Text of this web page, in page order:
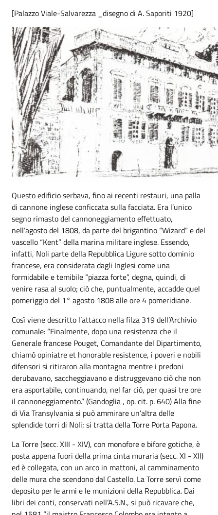
[Palazzo Viale-Salvarezza _disegno di A. Saporiti 1920]
Questo edificio serbava, fino ai recenti restauri, una palla
di cannone inglese conficcata sulla facciata. Era l’unico
segno rimasto del cannoneggiamento effettuato,
nell’agosto del 1808, da parte del brigantino “Wizard” e del
vascello “Kent” della marina militare inglese. Essendo,
infatti, Noli parte della Repubblica Ligure sotto dominio
francese, era considerata dagli Inglesi come una
formidabile e temibile “piazza forte”, degna, quindi, di
venire rasa al suolo; ciò che, puntualmente, accadde quel
pomeriggio del 1° agosto 1808 alle ore 4 pomeridiane.
Così viene descritto l’attacco nella filza 319 dell’Archivio
comunale: “Finalmente, dopo una resistenza che il
Generale francese Pouget, Comandante del Dipartimento,
chiamò opiniatre et honorable resistence, i poveri e nobili
difensori si ritiraron alla montagna mentre i predoni
derubavano, saccheggiavano e distruggevano ciò che non
era asportabile, continuando, nel far ciò, per quasi tre ore
il cannoneggiamento.” (Gandoglia , op. cit. p. 640) Alla fine
di Via Transylvania si può ammirare un’altra delle
splendide torri di Noli; si tratta della Torre Porta Papona.
La Torre (secc. XIII - XIV), con monofore e bifore gotiche, è
posta appena fuori della prima cinta muraria (secc. XI - XII)
ed è collegata, con un arco in mattoni, al camminamento
delle mura che scendono dal Castello. La Torre servì come
deposito per le armi e le munizioni della Repubblica. Dai
libri dei conti, conservati nell’A.S.N., si può ricavare che,